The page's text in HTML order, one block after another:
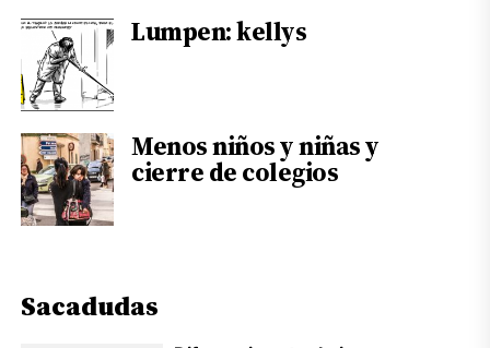
Lumpen: kellys
Menos niños y niñas y
cierre de colegios
Sacadudas